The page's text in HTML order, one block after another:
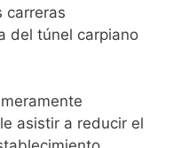
carreras
del túnel carpiano
asistir a reducir el